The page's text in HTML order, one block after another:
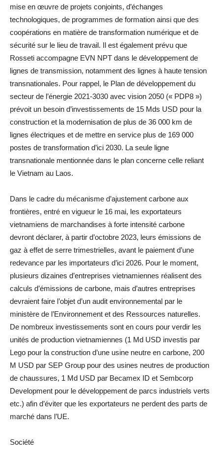
mise en œuvre de projets conjoints, d’échanges
technologiques, de programmes de formation ainsi que des
coopérations en matière de transformation numérique et de
sécurité sur le lieu de travail. Il est également prévu que
Rosseti accompagne EVN NPT dans le développement de
lignes de transmission, notamment des lignes à haute tension
transnationales. Pour rappel, le Plan de développement du
secteur de l’énergie 2021-3030 avec vision 2050 (« PDP8 »)
prévoit un besoin d’investissements de 15 Mds USD pour la
construction et la modernisation de plus de 36 000 km de
lignes électriques et de mettre en service plus de 169 000
postes de transformation d’ici 2030. La seule ligne
transnationale mentionnée dans le plan concerne celle reliant
le Vietnam au Laos.
Dans le cadre du mécanisme d’ajustement carbone aux
frontières, entré en vigueur le 16 mai, les exportateurs
vietnamiens de marchandises à forte intensité carbone
devront déclarer, à partir d’octobre 2023, leurs émissions de
gaz à effet de serre trimestrielles, avant le paiement d’une
redevance par les importateurs d’ici 2026. Pour le moment,
plusieurs dizaines d’entreprises vietnamiennes réalisent des
calculs d’émissions de carbone, mais d’autres entreprises
devraient faire l’objet d’un audit environnemental par le
ministère de l’Environnement et des Ressources naturelles.
De nombreux investissements sont en cours pour verdir les
unités de production vietnamiennes (1 Md USD investis par
Lego pour la construction d’une usine neutre en carbone, 200
M USD par SEP Group pour des usines neutres de production
de chaussures, 1 Md USD par Becamex ID et Sembcorp
Development pour le développement de parcs industriels verts
etc.) afin d’éviter que les exportateurs ne perdent des parts de
marché dans l’UE.
Société